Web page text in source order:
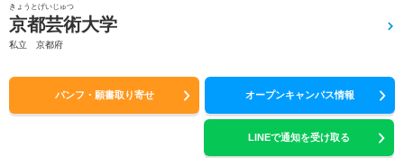
きょうとげいじゅつ
京都芸術大学
私立 京都府
パンフ・願書取り寄せ オープンキャンパス情報
LINEで通知を受け取る